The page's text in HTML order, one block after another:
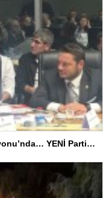
“Çerçeve Yasa” teklifi Adalet Komisyonu’nda… YENİ Partili Tanrıkulu: Bir insana ‘Silahını bırak, ülkene dön, siyasal ve toplumsal hayata katıl’ diyorsanız, o insan kapıdan içeri girdiğinde başına ne geleceğini bilmelidir